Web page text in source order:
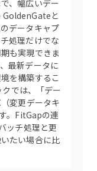
、幅広いデー
GoldenGateと
データキャプ
処理だけでな
も実現できま
最新データに
を構築するこ
では、「デー
変更データキ
。FitGapの連
ッチ処理と更
たい場合に比